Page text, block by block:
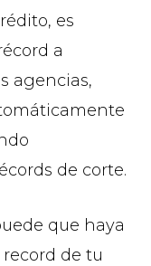
es
a
agencias,
de corte.
que haya
de tu